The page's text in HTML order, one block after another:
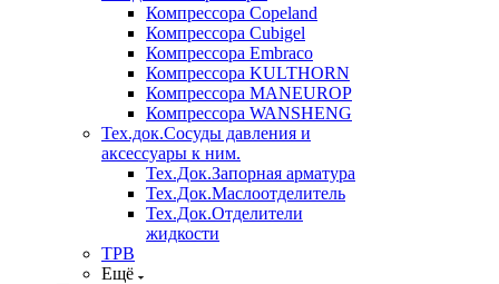
Компрессора Copeland
Компрессора Cubigel
Компрессора Embraco
Компрессора KULTHORN
Компрессора MANEUROP
Компрессора WANSHENG
Тех.док.Сосуды давления и
аксессуары к ним.
Тех.Док.Запорная арматура
Тех.Док.Маслоотделитель
Тех.Док.Отделители
жидкости
ТРВ
Ещё